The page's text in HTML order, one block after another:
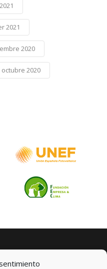
2021
2020
octubre 2020